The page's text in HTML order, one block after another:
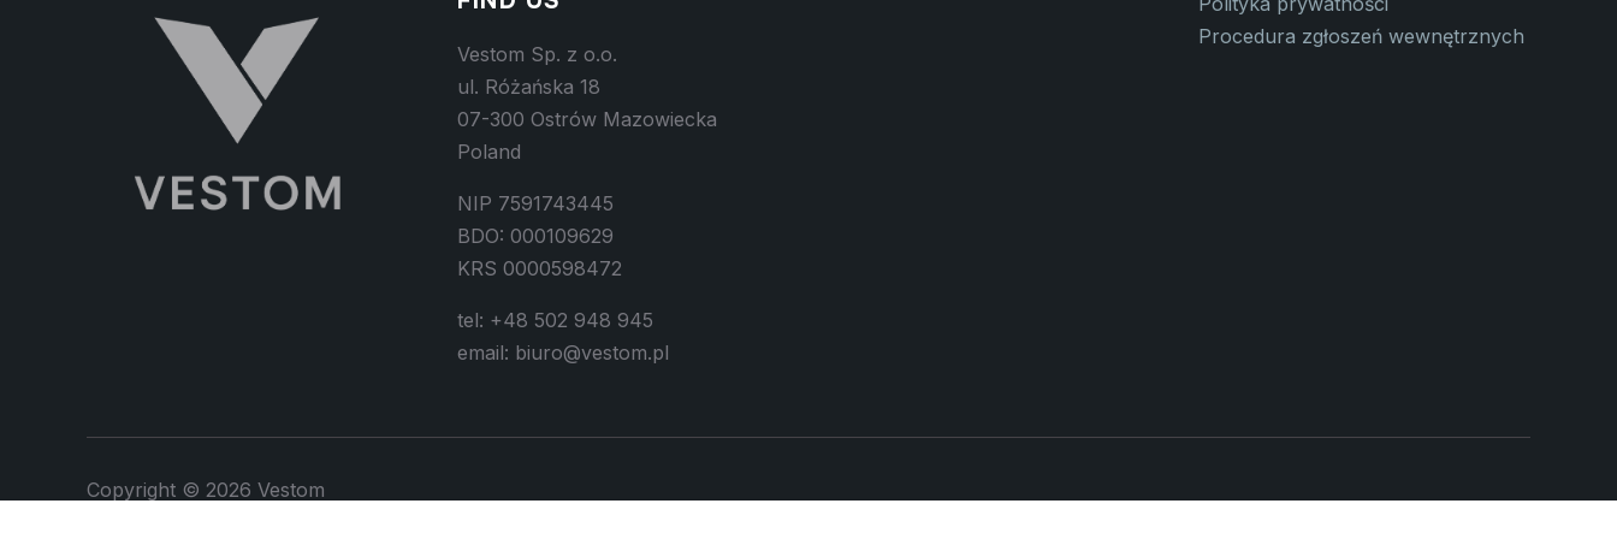
Vestom Sp. z o.o.
ul. Różańska 18
07-300 Ostrów Mazowiecka
Poland
NIP 7591743445
BDO: 000109629
KRS 0000598472
tel: +48 502 948 945
email: biuro@vestom.pl
Procedura zgłoszeń wewnętrznych
Copyright © 2026 Vestom